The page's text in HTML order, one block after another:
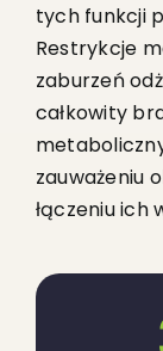
tych funkcji
Restrykcje
zaburzeń
całkowity
zauważeniu
łączeniu ich